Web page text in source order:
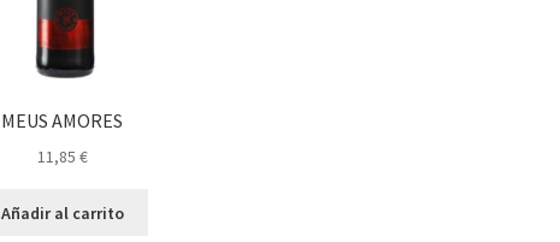
MEUS AMORES
11,85 €
Añadir al carrito